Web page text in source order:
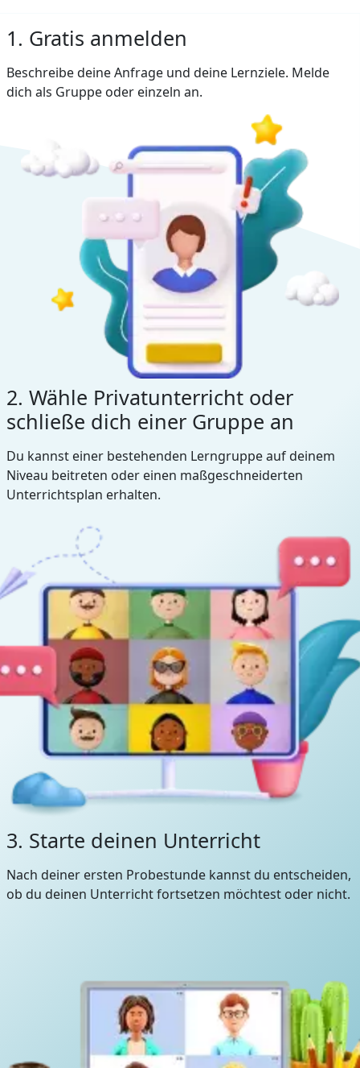
1. Gratis anmelden
Beschreibe deine Anfrage und deine Lernziele. Melde
dich als Gruppe oder einzeln an.
2. Wähle Privatunterricht oder
schließe dich einer Gruppe an
Du kannst einer bestehenden Lerngruppe auf deinem
Niveau beitreten oder einen maßgeschneiderten
Unterrichtsplan erhalten.
3. Starte deinen Unterricht
Nach deiner ersten Probestunde kannst du entscheiden,
ob du deinen Unterricht fortsetzen möchtest oder nicht.